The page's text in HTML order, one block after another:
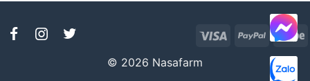
© 2026 Nasafarm
Visa PayPal